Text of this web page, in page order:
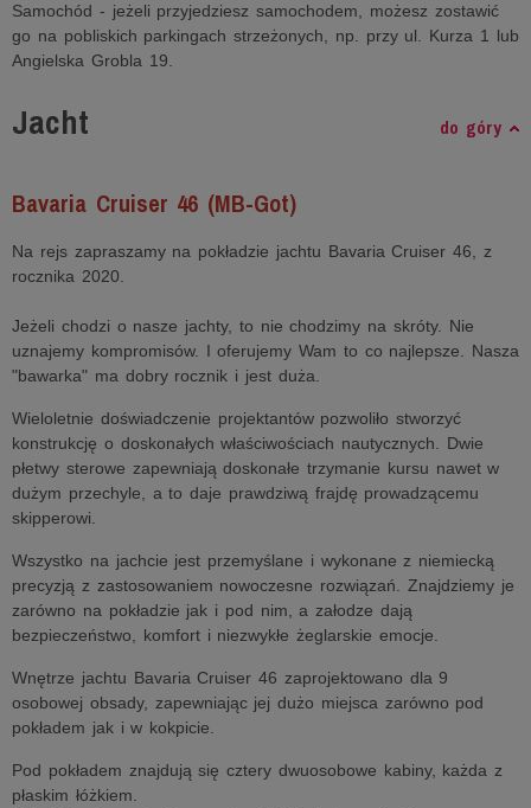
Samochód - jeżeli przyjedziesz samochodem, możesz zostawić
go na pobliskich parkingach strzeżonych, np. przy ul. Kurza 1 lub
Angielska Grobla 19.
Jacht do góry
Bavaria Cruiser 46 (MB-Got)
Na rejs zapraszamy na pokładzie jachtu Bavaria Cruiser 46, z
rocznika 2020.
Jeżeli chodzi o nasze jachty, to nie chodzimy na skróty. Nie
uznajemy kompromisów. I oferujemy Wam to co najlepsze. Nasza
"bawarka" ma dobry rocznik i jest duża.
Wieloletnie doświadczenie projektantów pozwoliło stworzyć
konstrukcję o doskonałych właściwościach nautycznych. Dwie
płetwy sterowe zapewniają doskonałe trzymanie kursu nawet w
dużym przechyle, a to daje prawdziwą frajdę prowadzącemu
skipperowi.
Wszystko na jachcie jest przemyślane i wykonane z niemiecką
precyzją z zastosowaniem nowoczesne rozwiązań. Znajdziemy je
zarówno na pokładzie jak i pod nim, a załodze dają
bezpieczeństwo, komfort i niezwykłe żeglarskie emocje.
Wnętrze jachtu Bavaria Cruiser 46 zaprojektowano dla 9
osobowej obsady, zapewniając jej dużo miejsca zarówno pod
pokładem jak i w kokpicie.
Pod pokładem znajdują się cztery dwuosobowe kabiny, każda z
płaskim łóżkiem.